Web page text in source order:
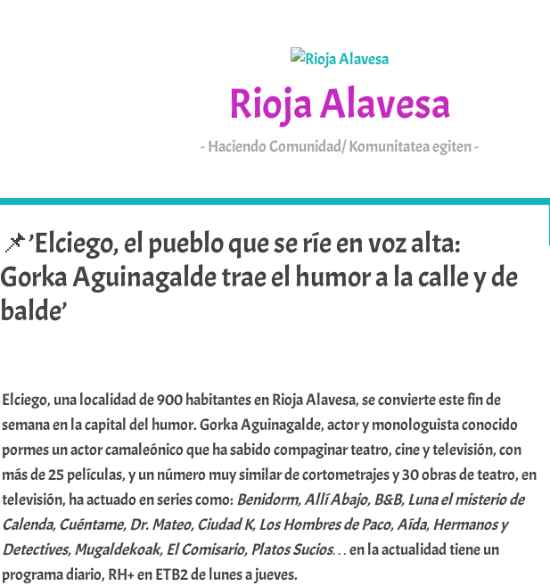
Rioja Alavesa
Haciendo Comunidad/ Komunitatea egiten
📌’Elciego, el pueblo que se ríe en voz alta:
Gorka Aguinagalde trae el humor a la calle y de
balde’
Elciego, una localidad de 900 habitantes en Rioja Alavesa, se convierte este fin de
semana en la capital del humor. Gorka Aguinagalde, actor y monologuista conocido
pormes un actor camaleónico que ha sabido compaginar teatro, cine y televisión, con
más de 25 películas, y un número muy similar de cortometrajes y 30 obras de teatro, en
televisión, ha actuado en series como: Benidorm, Allí Abajo, B&B, Luna el misterio de
Calenda, Cuéntame, Dr. Mateo, Ciudad K, Los Hombres de Paco, Aída, Hermanos y
Detectives, Mugaldekoak, El Comisario, Platos Sucios…en la actualidad tiene un
programa diario, RH+ en ETB2 de lunes a jueves.